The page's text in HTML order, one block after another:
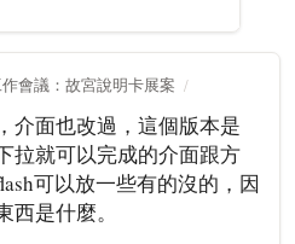
會議：故宮說明卡展案
介面也改過，這個版本是
拉就可以完成的介面跟方
可以放一些有的沒的，因
是什麼。